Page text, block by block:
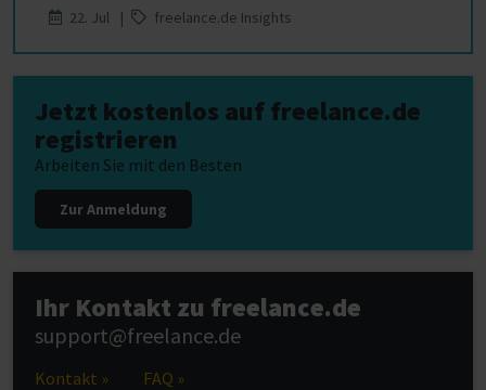
22. Jul |
freelance.de Insights
Jetzt kostenlos auf freelance.de
registrieren
Arbeiten Sie mit den Besten
Zur Anmeldung
Ihr Kontakt zu freelance.de
support@freelance.de
Kontakt » FAQ »